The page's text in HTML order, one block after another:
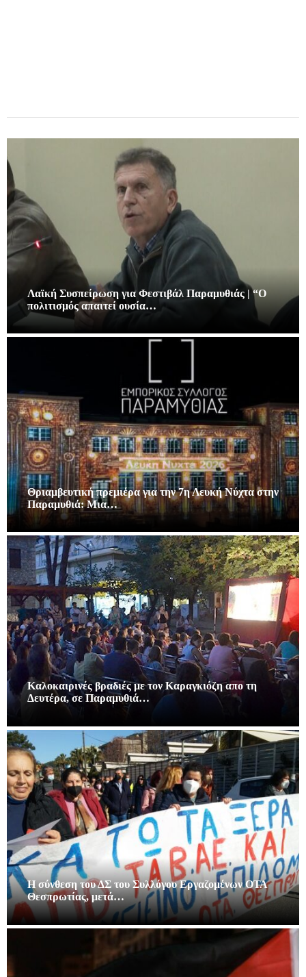
Λαϊκή Συσπείρωση για Φεστιβάλ Παραμυθιάς | “Ο
πολιτισμός απαιτεί ουσία…
Θριαμβευτική πρεμιέρα για την 7η Λευκή Νύχτα στην
Παραμυθιά: Μια…
Καλοκαιρινές βραδιές με τον Καραγκιόζη απο τη
Δευτέρα, σε Παραμυθιά…
Η σύνθεση του ΔΣ του Συλλόγου Εργαζομένων ΟΤΑ
Θεσπρωτίας, μετά…